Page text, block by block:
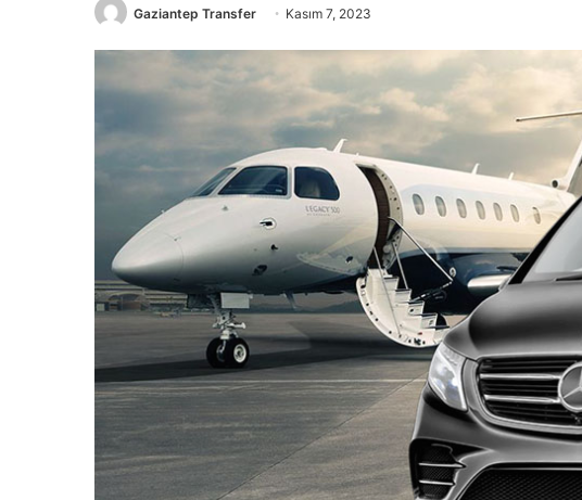
Gaziantep Transfer Kasım 7, 2023